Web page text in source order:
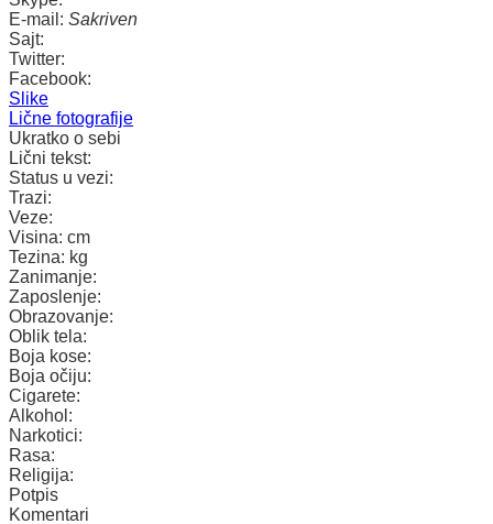
E-mail: Sakriven
Sajt:
Twitter:
Facebook:
Slike
Lične fotografije
Ukratko o sebi
Lični tekst:
Status u vezi:
Trazi:
Veze:
Visina: cm
Tezina: kg
Zanimanje:
Zaposlenje:
Obrazovanje:
Oblik tela:
Boja kose:
Boja očiju:
Cigarete:
Alkohol:
Narkotici:
Rasa:
Religija:
Potpis
Komentari